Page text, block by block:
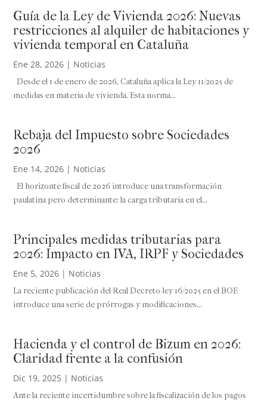
Guía de la Ley de Vivienda 2026: Nuevas
restricciones al alquiler de habitaciones y
vivienda temporal en Cataluña
Ene 28, 2026 | Noticias
Desde el 1 de enero de 2026, Cataluña aplica la Ley 11/2025 de
medidas en materia de vivienda. Esta norma...
Rebaja del Impuesto sobre Sociedades
2026
Ene 14, 2026 | Noticias
El horizonte fiscal de 2026 introduce una transformación
paulatina pero determinante: la carga tributaria en el...
Principales medidas tributarias para
2026: Impacto en IVA, IRPF y Sociedades
Ene 5, 2026 | Noticias
La reciente publicación del Real Decreto-ley 16/2025 en el BOE
introduce una serie de prórrogas y modificaciones...
Hacienda y el control de Bizum en 2026:
Claridad frente a la confusión
Dic 19, 2025 | Noticias
Ante la reciente incertidumbre sobre la fiscalización de los pagos